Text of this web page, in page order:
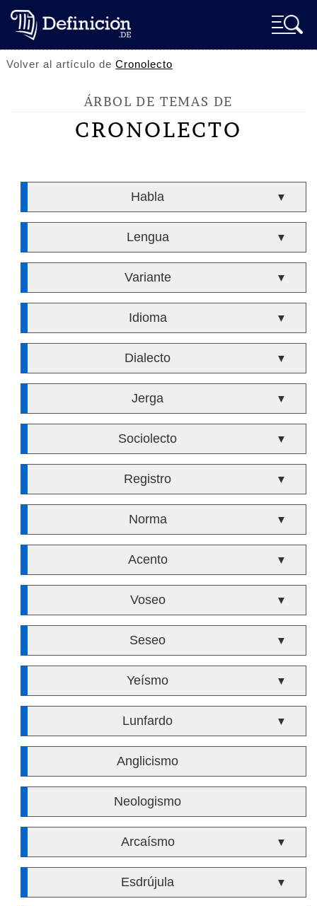
Volver al artículo deCronolecto
ÁRBOL DE TEMAS DE
CRONOLECTO
Habla ▼
Lengua ▼
Variante ▼
Idioma ▼
Dialecto ▼
Jerga ▼
Sociolecto ▼
Registro ▼
Norma ▼
Acento ▼
Voseo ▼
Seseo ▼
Yeísmo ▼
Lunfardo ▼
Anglicismo
Neologismo
Arcaísmo ▼
Esdrújula ▼